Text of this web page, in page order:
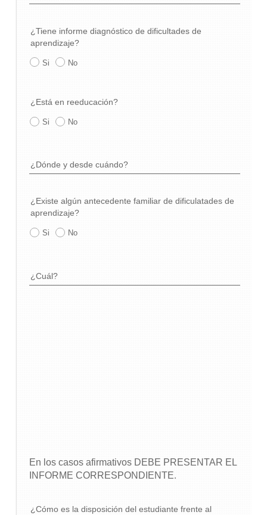
¿Tiene informe diagnóstico de dificultades de
aprendizaje?
Si No
¿Está en reeducación?
Si No
¿Dónde y desde cuándo?
¿Existe algún antecedente familiar de dificulatades de
aprendizaje?
Si No
¿Cuál?
En los casos afirmativos DEBE PRESENTAR EL
INFORME CORRESPONDIENTE.
¿Cómo es la disposición del estudiante frente al